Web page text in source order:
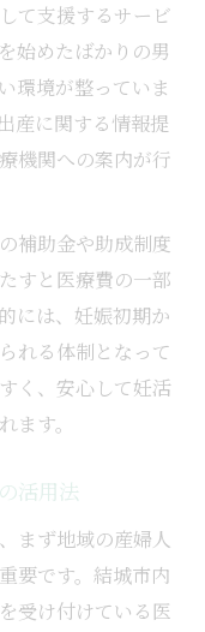
て支援するサービ
始めたばかりの男
環境が整っていま
産に関する情報提
機関への案内が行
補助金や助成制度
すと医療費の一部
には、妊娠初期か
れる体制となって
く、安心して妊活
ます。
活用法
まず地域の産婦人
要です。結城市内
受け付けている医